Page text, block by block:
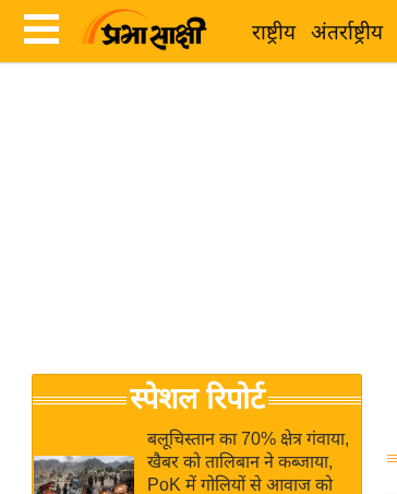
राष्ट्रीय अंतर्राष्ट्रीय
Breaking
News in
जगत
राय
स्पेशल रिपोर्ट
बलूचिस्तान का 70% क्षेत्र गंवाया,
खैबर को तालिबान ने कब्जाया,
PoK में गोलियों से आवाज को